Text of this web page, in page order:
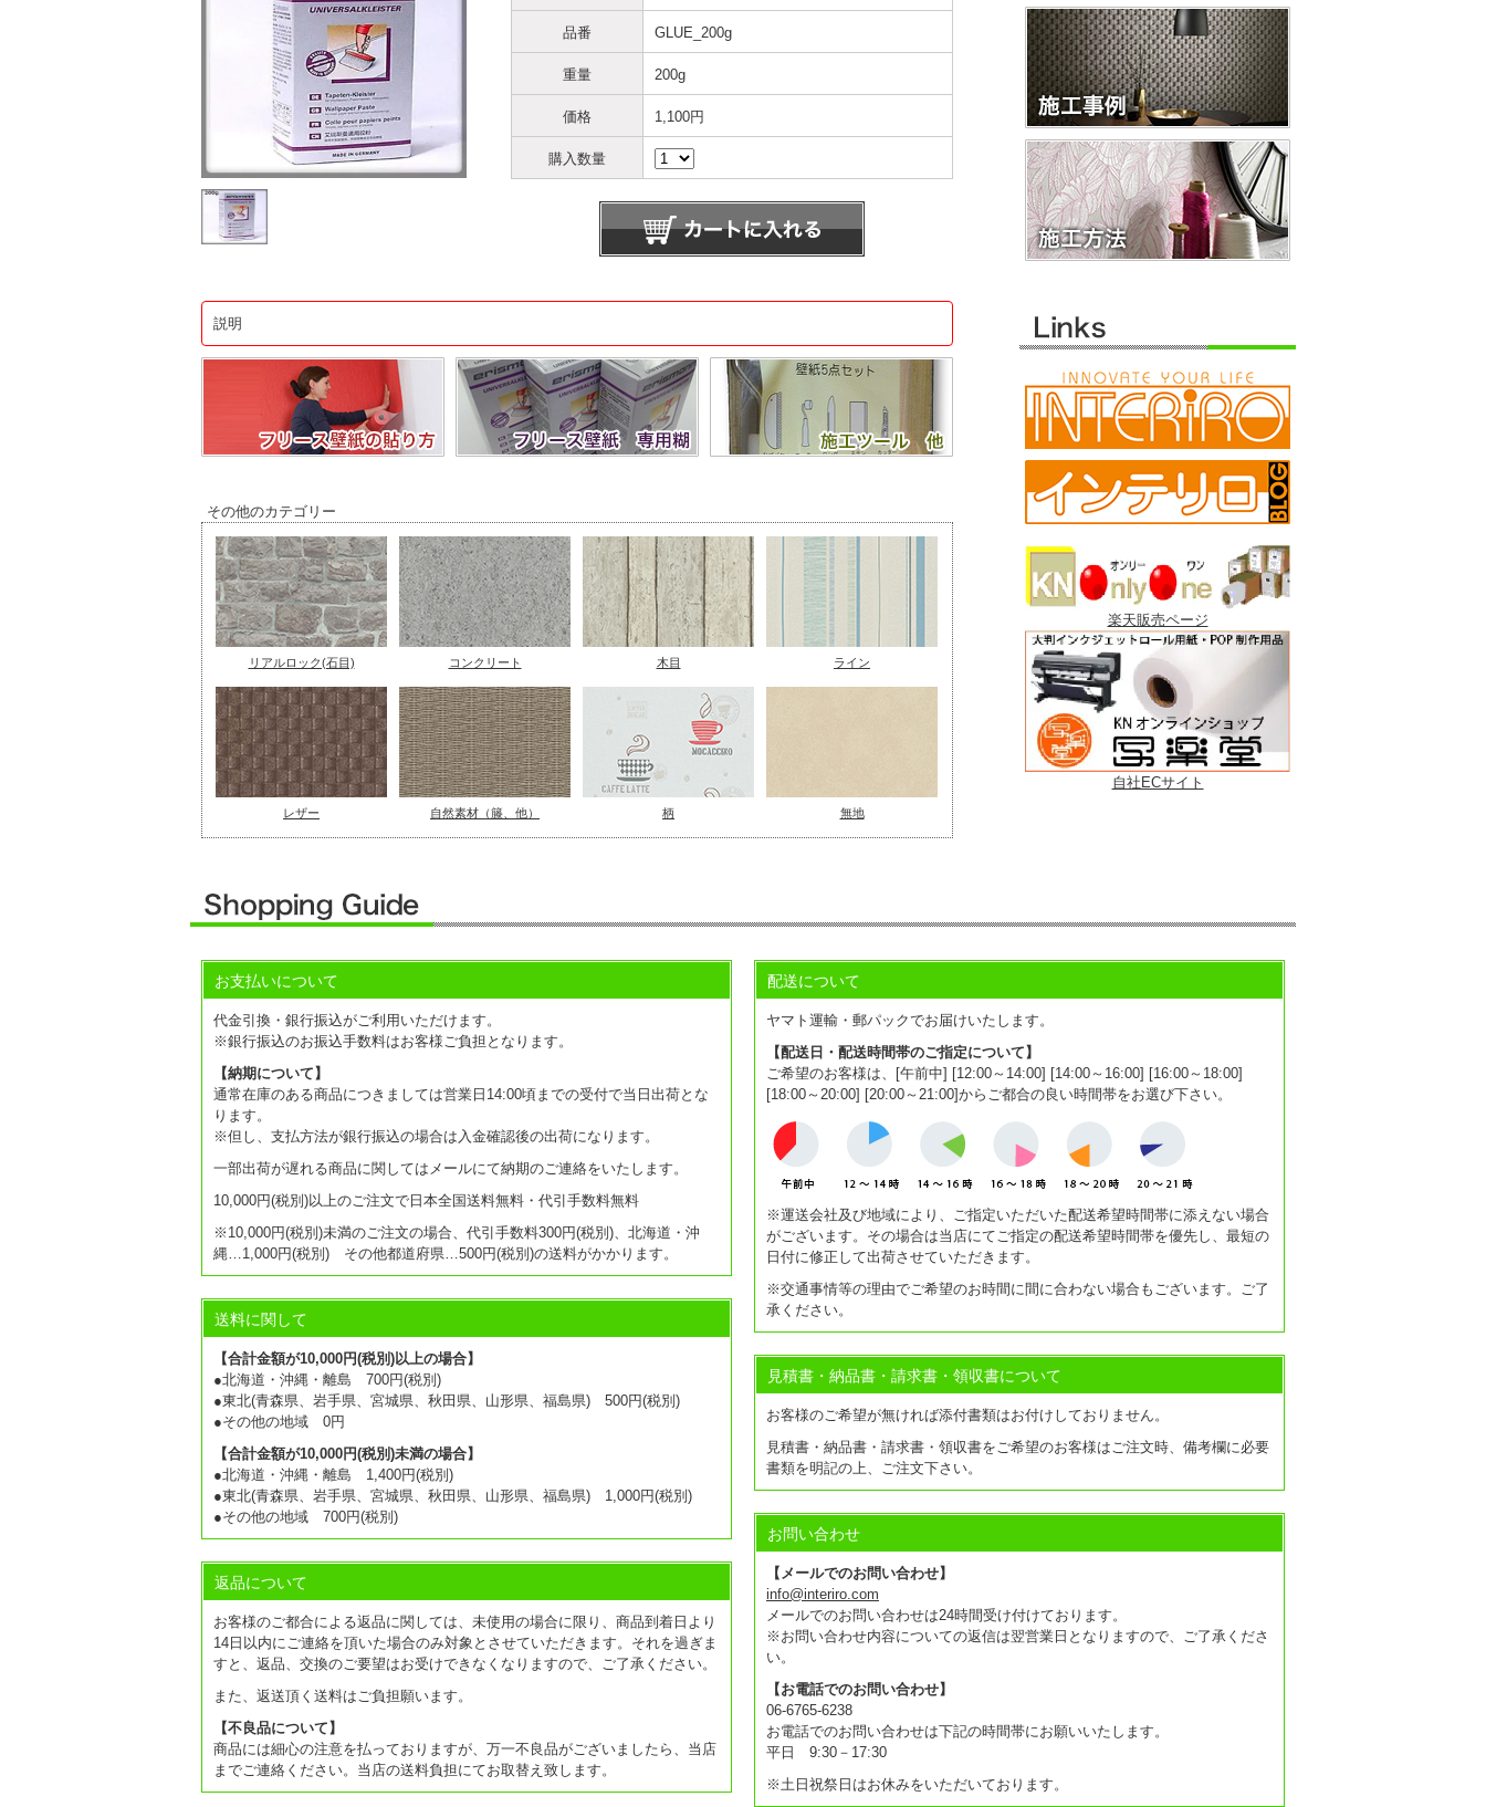
品番 GLUE_200g
重量 200g
価格 1,100円
購入数量
説明
その他のカテゴリー
リアルロック(石目) コンクリート 木目 ライン
レザー 自然素材（籐、他） 柄 無地
楽天販売ページ
自社ECサイト
お支払いについて
代金引換・銀行振込がご利用いただけます。
※銀行振込のお振込手数料はお客様ご負担となります。
【納期について】
通常在庫のある商品につきましては営業日14:00頃までの受付で当日出荷とな
ります。
※但し、支払方法が銀行振込の場合は入金確認後の出荷になります。
一部出荷が遅れる商品に関してはメールにて納期のご連絡をいたします。
10,000円(税別)以上のご注文で日本全国送料無料・代引手数料無料
※10,000円(税別)未満のご注文の場合、代引手数料300円(税別)、北海道・沖
縄…1,000円(税別) その他都道府県…500円(税別)の送料がかかります。
送料に関して
【合計金額が10,000円(税別)以上の場合】
●北海道・沖縄・離島 700円(税別)
●東北(青森県、岩手県、宮城県、秋田県、山形県、福島県) 500円(税別)
●その他の地域 0円
【合計金額が10,000円(税別)未満の場合】
●北海道・沖縄・離島 1,400円(税別)
●東北(青森県、岩手県、宮城県、秋田県、山形県、福島県) 1,000円(税別)
●その他の地域 700円(税別)
返品について
お客様のご都合による返品に関しては、未使用の場合に限り、商品到着日より
14日以内にご連絡を頂いた場合のみ対象とさせていただきます。それを過ぎま
すと、返品、交換のご要望はお受けできなくなりますので、ご了承ください。
また、返送頂く送料はご負担願います。
【不良品について】
商品には細心の注意を払っておりますが、万一不良品がございましたら、当店
までご連絡ください。当店の送料負担にてお取替え致します。
配送について
ヤマト運輸・郵パックでお届けいたします。
【配送日・配送時間帯のご指定について】
ご希望のお客様は、[午前中] [12:00～14:00] [14:00～16:00] [16:00～18:00]
[18:00～20:00] [20:00～21:00]からご都合の良い時間帯をお選び下さい。
※運送会社及び地域により、ご指定いただいた配送希望時間帯に添えない場合
がございます。その場合は当店にてご指定の配送希望時間帯を優先し、最短の
日付に修正して出荷させていただきます。
※交通事情等の理由でご希望のお時間に間に合わない場合もございます。ご了
承ください。
見積書・納品書・請求書・領収書について
お客様のご希望が無ければ添付書類はお付けしておりません。
見積書・納品書・請求書・領収書をご希望のお客様はご注文時、備考欄に必要
書類を明記の上、ご注文下さい。
お問い合わせ
【メールでのお問い合わせ】
info@interiro.com
メールでのお問い合わせは24時間受け付けております。
※お問い合わせ内容についての返信は翌営業日となりますので、ご了承くださ
い。
【お電話でのお問い合わせ】
06-6765-6238
お電話でのお問い合わせは下記の時間帯にお願いいたします。
平日 9:30－17:30
※土日祝祭日はお休みをいただいております。